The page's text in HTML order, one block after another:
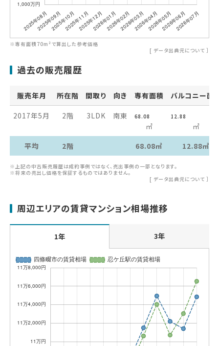
※専有面積70m²で算出した参考価格
[ データ出典元について ］
過去の販売履歴
販売年月 所在階 間取り 向き 専有面積 バルコニー面
2017年5月 2階 3LDK 南東 68.08
㎡
12.88
㎡
平均
2階 68.08㎡ 12.88㎡
※上記の中古販売履歴は成約事例ではなく、売出事例の一部となります。
※将来の売出し価格を保証するものではありません。
[ データ出典元について ］
周辺エリアの賃貸マンション相場推移
1年 3年